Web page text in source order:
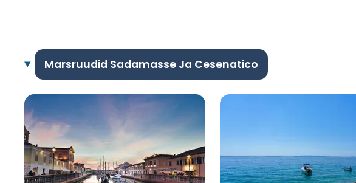
Marsruudid Sadamasse Ja Cesenatico